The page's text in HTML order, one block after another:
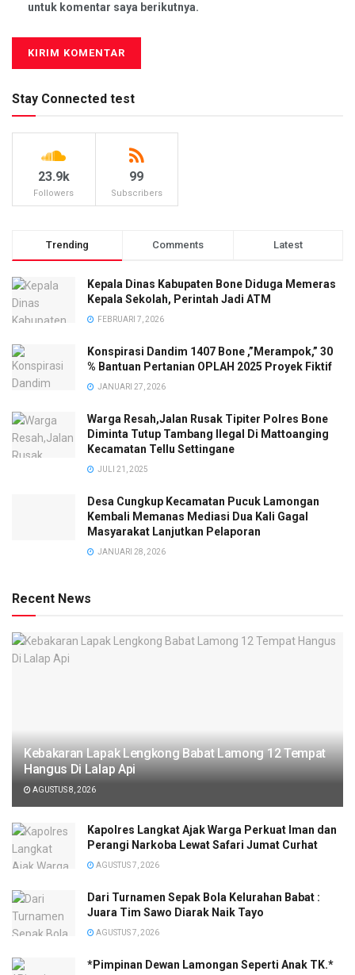
untuk komentar saya berikutnya.
Stay Connected test
23.9k
Followers
99
Subscribers
Trending Comments Latest
Kepala Dinas Kabupaten Bone Diduga Memeras
Kepala Sekolah, Perintah Jadi ATM
FEBRUARI 7, 2026
Konspirasi Dandim 1407 Bone ,”Merampok,” 30
% Bantuan Pertanian OPLAH 2025 Proyek Fiktif
JANUARI 27, 2026
Warga Resah,Jalan Rusak Tipiter Polres Bone
Diminta Tutup Tambang Ilegal Di Mattoanging
Kecamatan Tellu Settingane
JULI 21, 2025
Desa Cungkup Kecamatan Pucuk Lamongan
Kembali Memanas Mediasi Dua Kali Gagal
Masyarakat Lanjutkan Pelaporan
JANUARI 28, 2026
Recent News
Kebakaran Lapak Lengkong Babat Lamong 12 Tempat
Hangus Di Lalap Api
AGUSTUS 8, 2026
Kapolres Langkat Ajak Warga Perkuat Iman dan
Perangi Narkoba Lewat Safari Jumat Curhat
AGUSTUS 7, 2026
Dari Turnamen Sepak Bola Kelurahan Babat :
Juara Tim Sawo Diarak Naik Tayo
AGUSTUS 7, 2026
*Pimpinan Dewan Lamongan Seperti Anak TK.*